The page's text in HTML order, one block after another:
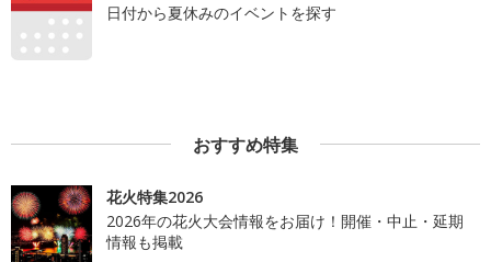
日付から夏休みのイベントを探す
おすすめ特集
花火特集2026
2026年の花火大会情報をお届け！開催・中止・延期
情報も掲載